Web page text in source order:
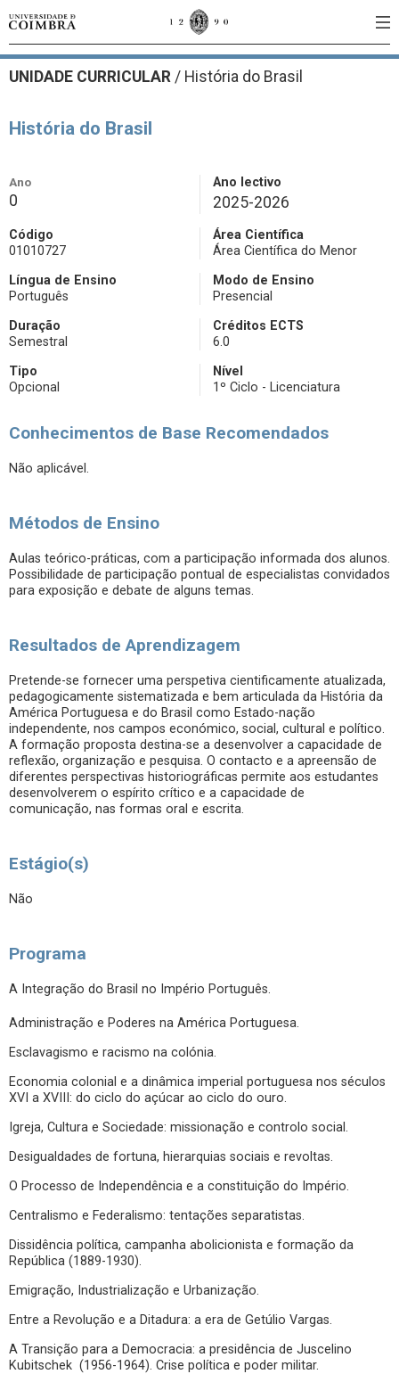
UNIDADE CURRICULAR / História do Brasil
História do Brasil
Ano
0
Ano lectivo
2025-2026
Código
01010727
Área Científica
Área Científica do Menor
Língua de Ensino
Português
Modo de Ensino
Presencial
Duração
Semestral
Créditos ECTS
6.0
Tipo
Opcional
Nível
1º Ciclo - Licenciatura
Conhecimentos de Base Recomendados
Não aplicável.
Métodos de Ensino
Aulas teórico-práticas, com a participação informada dos alunos.
Possibilidade de participação pontual de especialistas convidados
para exposição e debate de alguns temas.
Resultados de Aprendizagem
Pretende-se fornecer uma perspetiva cientificamente atualizada,
pedagogicamente sistematizada e bem articulada da História da
América Portuguesa e do Brasil como Estado-nação
independente, nos campos económico, social, cultural e político.
A formação proposta destina-se a desenvolver a capacidade de
reflexão, organização e pesquisa. O contacto e a apreensão de
diferentes perspectivas historiográficas permite aos estudantes
desenvolverem o espírito crítico e a capacidade de
comunicação, nas formas oral e escrita.
Estágio(s)
Não
Programa
A Integração do Brasil no Império Português.
Administração e Poderes na América Portuguesa.
Esclavagismo e racismo na colónia.
Economia colonial e a dinâmica imperial portuguesa nos séculos
XVI a XVIII: do ciclo do açúcar ao ciclo do ouro.
Igreja, Cultura e Sociedade: missionação e controlo social.
Desigualdades de fortuna, hierarquias sociais e revoltas.
O Processo de Independência e a constituição do Império.
Centralismo e Federalismo: tentações separatistas.
Dissidência política, campanha abolicionista e formação da
República (1889-1930).
Emigração, Industrialização e Urbanização.
Entre a Revolução e a Ditadura: a era de Getúlio Vargas.
A Transição para a Democracia: a presidência de Juscelino
Kubitschek (1956-1964). Crise política e poder militar.